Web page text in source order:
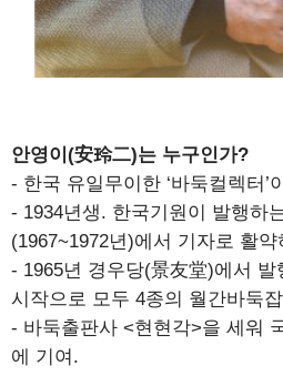
안영이(安玲二)는 누구인가?
- 한국 유일무이한 ‘바둑컬렉터’
- 1934년생. 한국기원이 발행하
(1967~1972년)에서 기자로 활
- 1965년 경우당(景友堂)에서
시작으로 모두 4종의 월간바둑
- 바둑출판사 <현현각>을 세워
에 기여.